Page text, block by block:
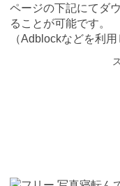
ページの下記にてダ
ることが可能です。
（Adblockなどを利